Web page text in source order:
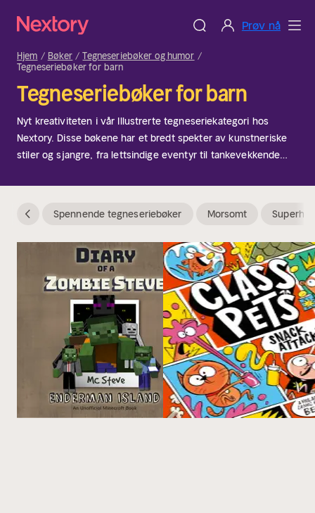
Prøv nå
Hjem Bøker
Tegneseriebøker og humor
Tegneseriebøker for barn
Tegneseriebøker for barn
Nyt kreativiteten i vår Illustrerte tegneseriekategori hos
Nextory. Disse bøkene har et bredt spekter av kunstneriske
stiler og sjangre, fra lettsindige eventyr til tankevekkende
tegneseriefortelling. Enten du er fan av klassiske tegneserier
for alle.
Spennende tegneseriebøker Morsomt